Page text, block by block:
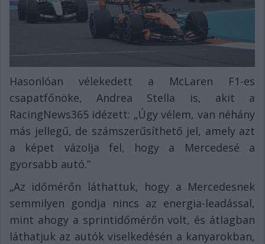
Hasonlóan vélekedett a McLaren F1-es
csapatfőnöke, Andrea Stella is, akit a
RacingNews365 idézett: „Úgy vélem, van néhány
más jellegű, de számszerűsíthető jel, amely azt
a képet vázolja fel, hogy a Mercedesé a
gyorsabb autó.”
„Az időmérőn láthattuk, hogy a Mercedesnek
semmilyen gondja nincs az energia-leadással,
mint ahogy a sprintidőmérőn volt, és átlagban
láthatjuk az autók viselkedésén a kanyarokban,